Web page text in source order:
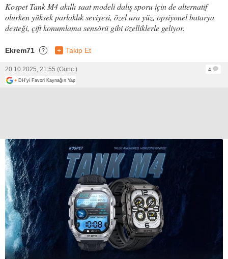
Kospet Tank M4 akıllı saat modeli dalış sporu için de alternatif
olurken yüksek parlaklık seviyesi, özel ara yüz, opsiyonel batarya
desteği, çift konumlama sensörü gibi özelliklerle geliyor.
Ekrem71 ? + Takip Et
20.10.2025, 21:55 (Günc.)
4
+ DH'yi Favori Kaynağın Yap